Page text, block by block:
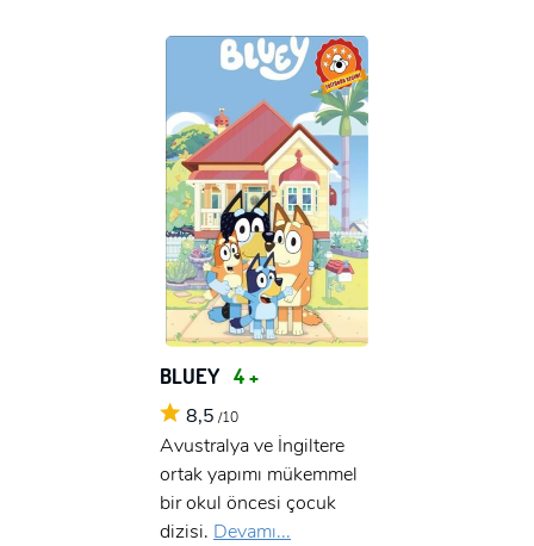
BLUEY 4 +
8,5 /10
Avustralya ve İngiltere
ortak yapımı mükemmel
bir okul öncesi çocuk
dizisi. Devamı...